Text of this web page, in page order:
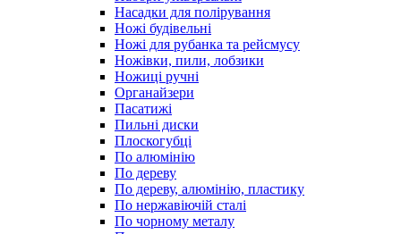
Насадки для полірування
Ножі будівельні
Ножі для рубанка та рейсмусу
Ножівки, пили, лобзики
Ножиці ручні
Органайзери
Пасатижі
Пильні диски
Плоскогубці
По алюмінію
По дереву
По дереву, алюмінію, пластику
По нержавіючій сталі
По чорному металу